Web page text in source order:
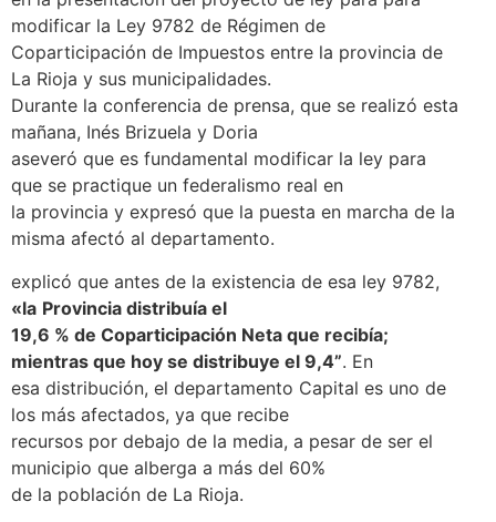
modificar la Ley 9782 de Régimen de
Coparticipación de Impuestos entre la provincia de
La Rioja y sus municipalidades.
Durante la conferencia de prensa, que se realizó esta
mañana, Inés Brizuela y Doria
aseveró que es fundamental modificar la ley para
que se practique un federalismo real en
la provincia y expresó que la puesta en marcha de la
misma afectó al departamento.
explicó que antes de la existencia de esa ley 9782,
«la Provincia distribuía el
19,6 % de Coparticipación Neta que recibía;
mientras que hoy se distribuye el 9,4”. En
esa distribución, el departamento Capital es uno de
los más afectados, ya que recibe
recursos por debajo de la media, a pesar de ser el
municipio que alberga a más del 60%
de la población de La Rioja.